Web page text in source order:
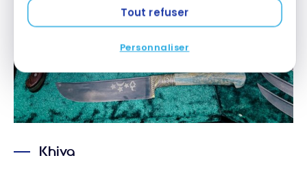
Tout refuser
Personnaliser
Khiva